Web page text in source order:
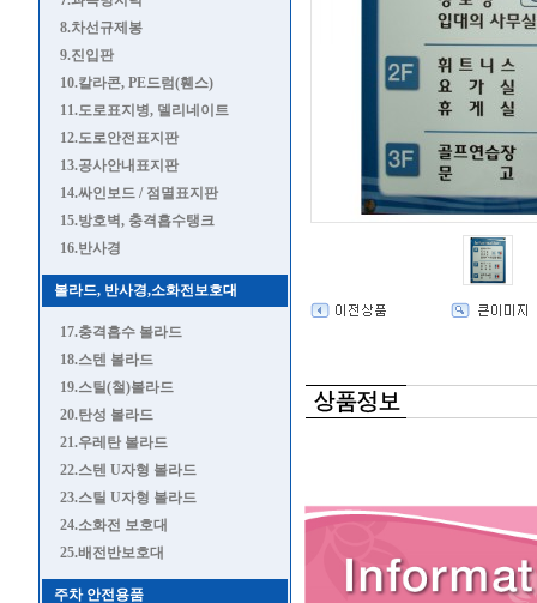
8.차선규제봉
9.진입판
10.칼라콘, PE드럼(휀스)
11.도로표지병, 델리네이트
12.도로안전표지판
13.공사안내표지판
14.싸인보드 / 점멸표지판
15.방호벽, 충격흡수탱크
16.반사경
볼라드, 반사경,소화전보호대
17.충격흡수 볼라드
18.스텐 볼라드
19.스틸(철)볼라드
20.탄성 볼라드
21.우레탄 볼라드
22.스텐 U자형 볼라드
23.스틸 U자형 볼라드
24.소화전 보호대
25.배전반보호대
주차 안전용품